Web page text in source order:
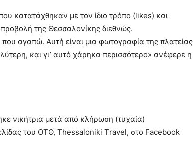
κατατάχθηκαν με τον ίδιο τρόπο (likes) και
της Θεσσαλονίκης διεθνώς.
αγαπώ. Αυτή είναι μια φωτογραφία της πλατείας
και γι’ αυτό χάρηκα περισσότερο» ανέφερε η
νικήτρια μετά από κλήρωση (τυχαία)
του ΟΤΘ, Τhessaloniki Τravel, στο Facebook